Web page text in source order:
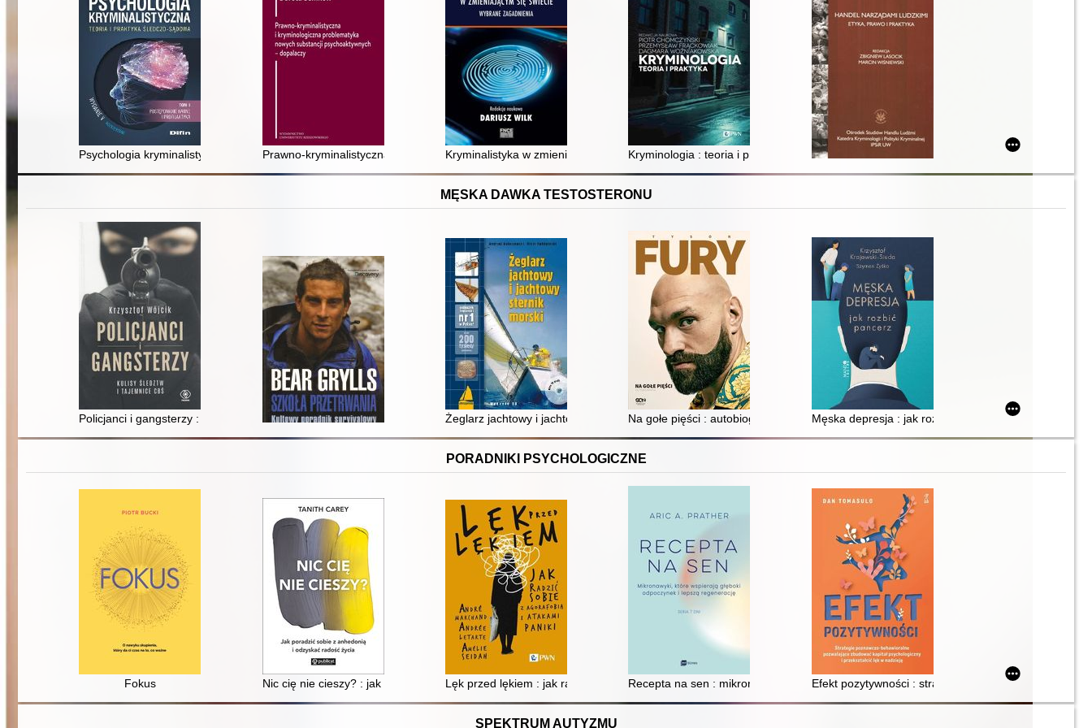
Psychologia kryminalistyczna : teoria i praktyka śledczo-sądowa. T. 2,Prawno-kryminalistyczna i kryminologiczna problematyka nowych substancji psychoaktywnych - dopalaczy
Kryminalistyka w zmieniającym się świecie : wybrane zagadnienia
Kryminologia : teoria i praktyka
MĘSKA DAWKA TESTOSTERONU
Policjanci i gangsterzy : kulisy śledztw i tajemnice CBŚ Żeglarz jachtowy i jachtowy sternik morskiNa gołe pięści : autobiografia Męska depresja : jak rozbić pancerz
PORADNIKI PSYCHOLOGICZNE
Fokus Nic cię nie cieszy? : jak poradzić sobie z anhedonią i odzyskać radość życia
Lęk przed lękiem : jak radzić sobie z agorafobią i atakami panikiRecepta na sen : mikronawyki, które wspierają głęboki odpoczynek i lepszą regenerację
Efekt pozytywności : strategie poznawczo-
SPEKTRUM AUTYZMU